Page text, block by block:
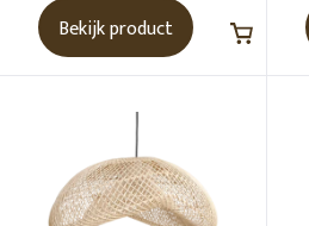
Bekijk product